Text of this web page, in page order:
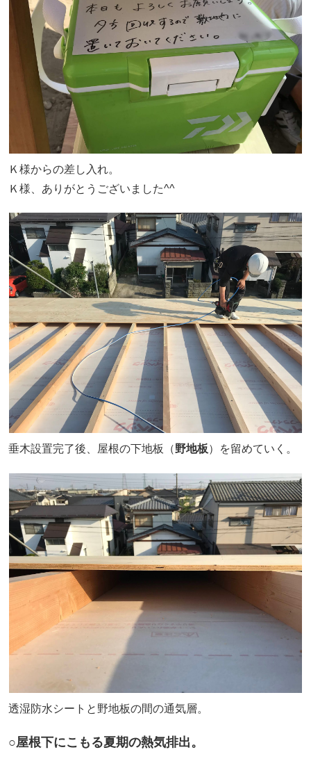
Ｋ様からの差し入れ。
Ｋ様、ありがとうございました^^
垂木設置完了後、屋根の下地板（野地板）を留めていく。
透湿防水シートと野地板の間の通気層。
○屋根下にこもる夏期の熱気排出。